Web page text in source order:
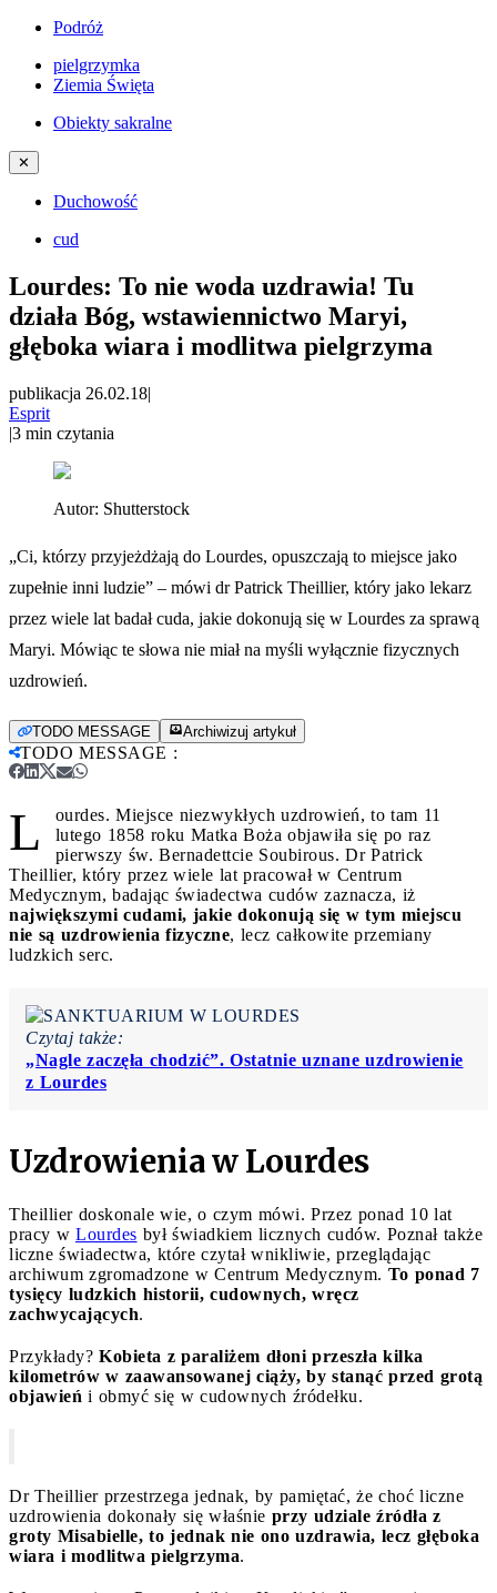
Podróż
pielgrzymka
Ziemia Święta
Obiekty sakralne
✕
Duchowość
cud
Lourdes: To nie woda uzdrawia! Tu
działa Bóg, wstawiennictwo Maryi,
głęboka wiara i modlitwa pielgrzyma
publikacja 26.02.18|
Esprit
|3 min czytania
Autor: Shutterstock
„Ci, którzy przyjeżdżają do Lourdes, opuszczają to miejsce jako
zupełnie inni ludzie” – mówi dr Patrick Theillier, który jako lekarz
przez wiele lat badał cuda, jakie dokonują się w Lourdes za sprawą
Maryi. Mówiąc te słowa nie miał na myśli wyłącznie fizycznych
uzdrowień.
TODO MESSAGE Archiwizuj artykuł
TODO MESSAGE :
L
ourdes. Miejsce niezwykłych uzdrowień, to tam 11
lutego 1858 roku Matka Boża objawiła się po raz
pierwszy św. Bernadettcie Soubirous. Dr Patrick
Theillier, który przez wiele lat pracował w Centrum
Medycznym, badając świadectwa cudów zaznacza, iż
największymi cudami, jakie dokonują się w tym miejscu
nie są uzdrowienia fizyczne, lecz całkowite przemiany
ludzkich serc.
Czytaj także:
„Nagle zaczęła chodzić”. Ostatnie uznane uzdrowienie
z Lourdes
Uzdrowienia w Lourdes
Theillier doskonale wie, o czym mówi. Przez ponad 10 lat
pracy w Lourdes był świadkiem licznych cudów. Poznał także
liczne świadectwa, które czytał wnikliwie, przeglądając
archiwum zgromadzone w Centrum Medycznym. To ponad 7
tysięcy ludzkich historii, cudownych, wręcz
zachwycających.
Przykłady? Kobieta z paraliżem dłoni przeszła kilka
kilometrów w zaawansowanej ciąży, by stanąć przed grotą
objawień i obmyć się w cudownych źródełku.
Dr Theillier przestrzega jednak, by pamiętać, że choć liczne
uzdrowienia dokonały się właśnie przy udziale źródła z
groty Misabielle, to jednak nie ono uzdrawia, lecz głęboka
wiara i modlitwa pielgrzyma.